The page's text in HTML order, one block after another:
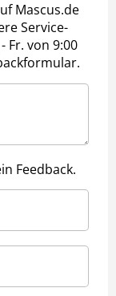
Mascus.de
Service-
Fr. von 9:00
Feedback.